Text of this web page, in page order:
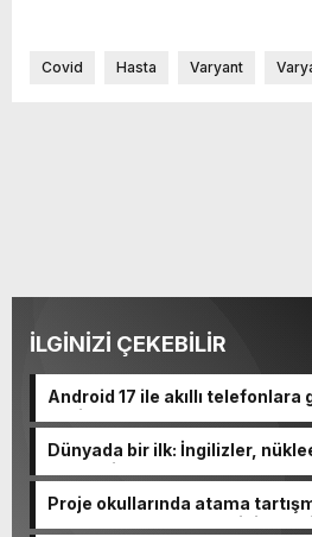
Covid Hasta Varyant
İLGİNİZİ ÇEKEBİLİR
Android 17 ile akıllı
belli oldu
Dünyada bir ilk: İngilizler,
ateşledi
Proje okullarında atama
“Sıkıntı yaşanmaması için